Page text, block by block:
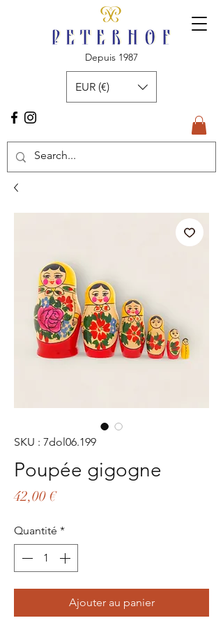
Depuis 1987
EUR (€)
SKU : 7dol06.199
Poupée gigogne
42,00 €Prix
Quantité *
Ajouter au panier